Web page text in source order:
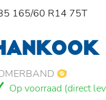
165/60 R14 75T
Op voorraad (direct